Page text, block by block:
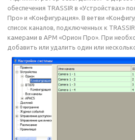
обеспечения TRASSIR в «Устройствах»
Про» и «Конфигурация». В ветви
список каналов, подключенных к
камерами в АРМ «Орион Про». При
добавить или удалить один или